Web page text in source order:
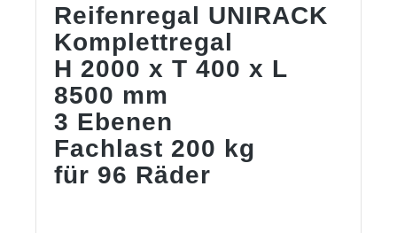
Reifenregal UNIRACK
Komplettregal
H 2000 x T 400 x L
8500 mm
3 Ebenen
Fachlast 200 kg
für 96 Räder